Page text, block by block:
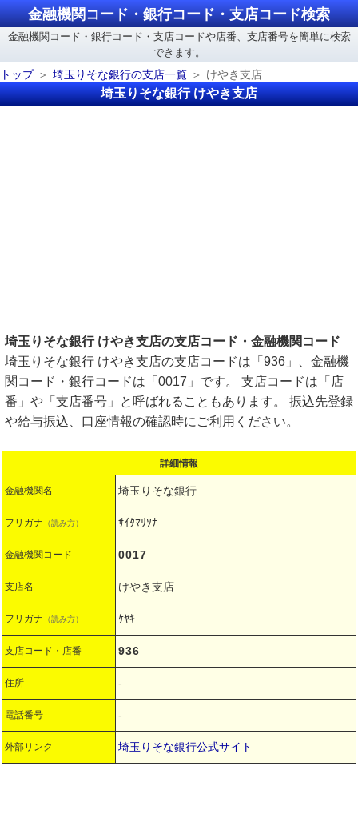
金融機関コード・銀行コード・支店コード検索
金融機関コード・銀行コード・支店コードや店番、支店番号を簡単に検索
できます。
トップ
埼玉りそな銀行の支店一覧 けやき支店
埼玉りそな銀行 けやき支店
埼玉りそな銀行 けやき支店の支店コード・金融機関コード
埼玉りそな銀行 けやき支店の支店コードは「936」、金融機
関コード・銀行コードは「0017」です。 支店コードは「店
番」や「支店番号」と呼ばれることもあります。 振込先登録
や給与振込、口座情報の確認時にご利用ください。
詳細情報
金融機関名 埼玉りそな銀行
フリガナ （読み方） ｻｲﾀﾏﾘｿﾅ
金融機関コード 0017
支店名 けやき支店
フリガナ （読み方） ｹﾔｷ
支店コード・店番 936
住所 -
電話番号 -
外部リンク 埼玉りそな銀行公式サイト